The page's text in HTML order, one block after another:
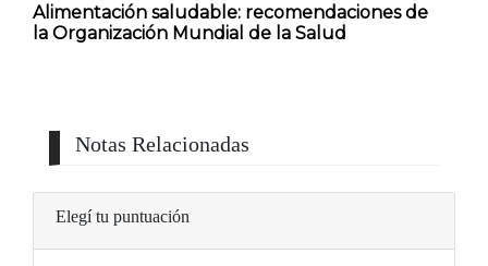
Alimentación saludable: recomendaciones de
la Organización Mundial de la Salud
Notas Relacionadas
Elegí tu puntuación